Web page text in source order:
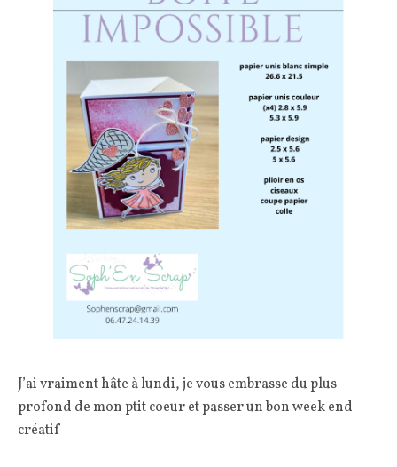
J’ai vraiment hâte à lundi, je vous embrasse du plus
profond de mon ptit coeur et passer un bon week end
créatif